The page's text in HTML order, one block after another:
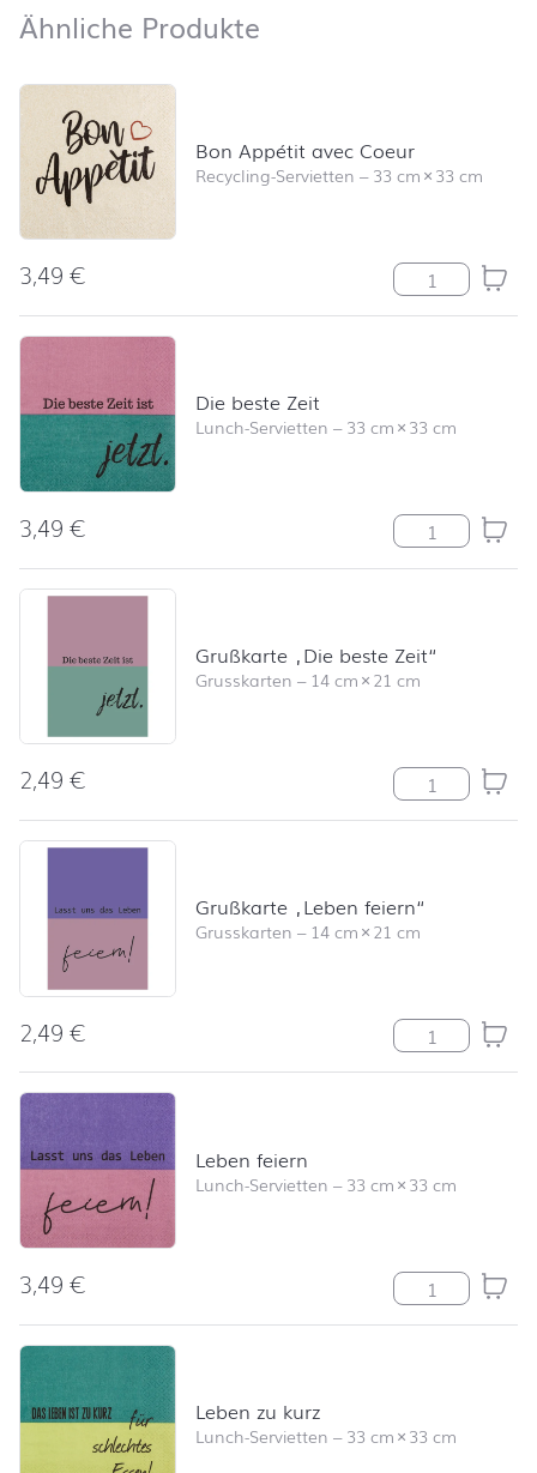
Ähnliche Produkte
Produktliste überspringen und zum Filter springen
Bon Appétit avec Coeur
Recycling-Servietten –33 cm×33 cm
3,49€ Bon Appétit
Die beste Zeit
Lunch-Servietten –33 cm×33 cm
3,49€ Die beste Zeit
Grußkarte „Die beste Zeit“
Grusskarten – 14 cm×21 cm
2,49€ Grußkarte "Die
Grußkarte „Leben feiern“
Grusskarten – 14 cm×21 cm
2,49€ Grußkarte
Leben feiern
Lunch-Servietten –33 cm×33 cm
3,49€ Leben feiern
Leben zu kurz
Lunch-Servietten –33 cm×33 cm